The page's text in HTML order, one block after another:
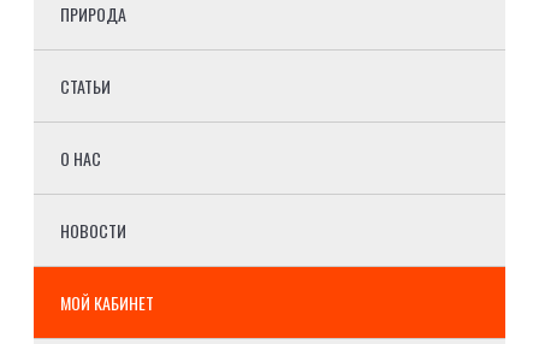
ПРИРОДА
СТАТЬИ
О НАС
НОВОСТИ
МОЙ КАБИНЕТ